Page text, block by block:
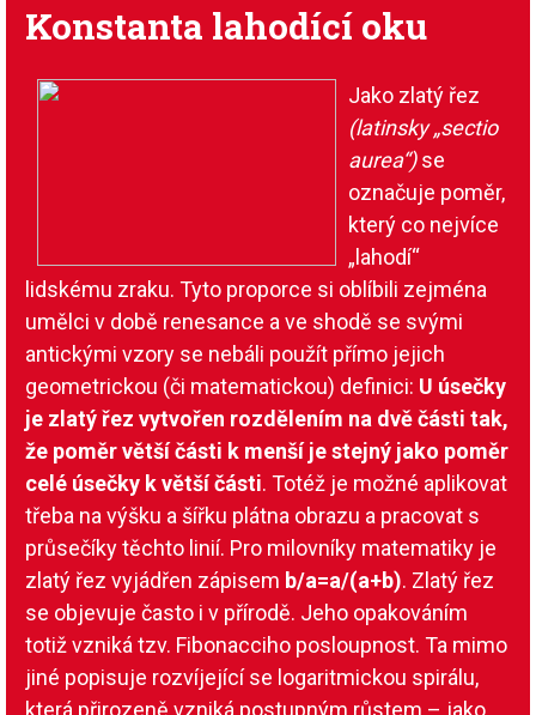
Konstanta lahodící oku
Jako zlatý řez
(latinsky „sectio
aurea“)se
označuje poměr,
který co nejvíce
„lahodí“
lidskému zraku. Tyto proporce si oblíbili zejména
umělci v době renesance a ve shodě se svými
antickými vzory se nebáli použít přímo jejich
geometrickou (či matematickou) definici: U úsečky
je zlatý řez vytvořen rozdělením na dvě části tak,
že poměr větší části k menší je stejný jako poměr
celé úsečky k větší části. Totéž je možné aplikovat
třeba na výšku a šířku plátna obrazu a pracovat s
průsečíky těchto linií. Pro milovníky matematiky je
zlatý řez vyjádřen zápisem b/a=a/(a+b). Zlatý řez
se objevuje často i v přírodě. Jeho opakováním
totiž vzniká tzv. Fibonacciho posloupnost. Ta mimo
jiné popisuje rozvíjející se logaritmickou spirálu,
která přirozeně vzniká postupným růstem – jako